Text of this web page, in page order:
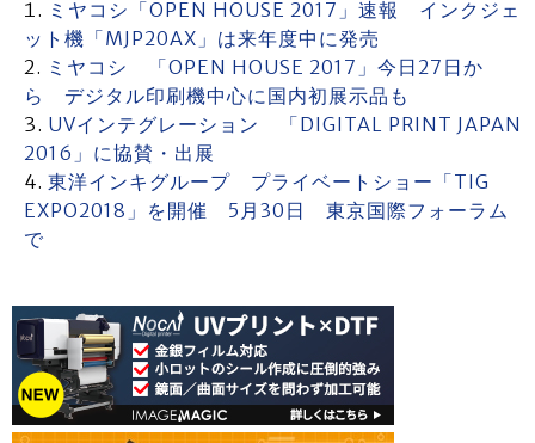
ミヤコシ「OPEN HOUSE 2017」速報 インクジェ
ット機「MJP20AX」は来年度中に発売
ミヤコシ 「OPEN HOUSE 2017」今日27日か
ら デジタル印刷機中心に国内初展示品も
UVインテグレーション 「DIGITAL PRINT JAPAN
2016」に協賛・出展
東洋インキグループ プライベートショー「TIG
EXPO2018」を開催 5月30日 東京国際フォーラム
で